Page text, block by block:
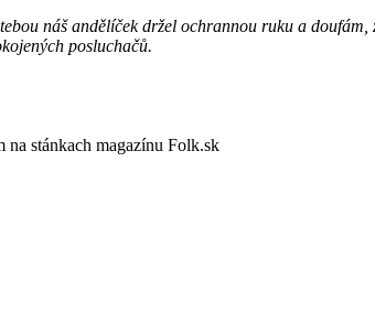
náš andělíček držel ochrannou ruku a
posluchačů.
na stánkach magazínu Folk.sk